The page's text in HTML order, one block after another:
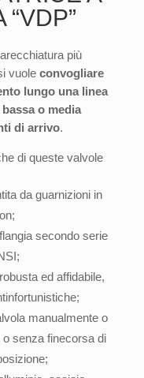
più
vuoleconvogliare
lungo una linea
o media
di arrivo.
di queste valvole
da guarnizioni in
secondo serie
ed affidabile,
manualmente o
senza finecorsa di